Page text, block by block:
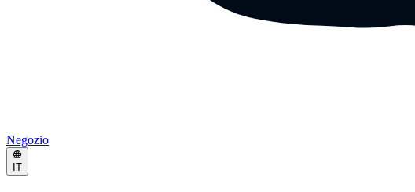
Negozio
IT